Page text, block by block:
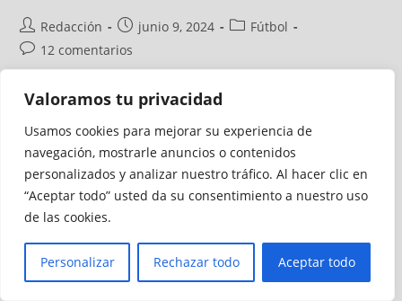
Valoramos tu privacidad
Usamos cookies para mejorar su experiencia de
navegación, mostrarle anuncios o contenidos
personalizados y analizar nuestro tráfico. Al hacer clic en
“Aceptar todo” usted da su consentimiento a nuestro uso
de las cookies.
Personalizar Rechazar todo Aceptar todo
Redacción junio 9, 2024
Fútbol
12 comentarios
Se esperaba un partido caliente en el Nou Estadio de
soportar una hostilidad enorme desde su llegada al recinto
deportivo. El autocar del equipo ha sido apedreado por un
grupo de desaprensivos que han roto una de las lunas del
autocar del Ceuta.